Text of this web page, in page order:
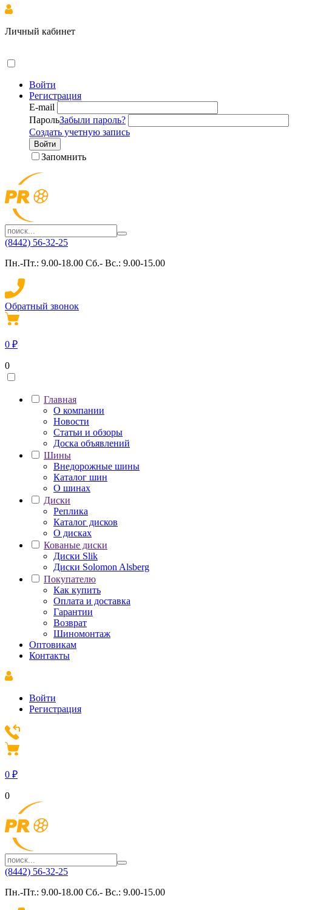
Личный кабинет
Войти
Регистрация
E-mail
ПарольЗабыли пароль?
Создать учетную запись
Войти
Запомнить
(8442) 56-32-25
Пн.-Пт.: 9.00-18.00 Сб.- Вс.: 9.00-15.00
Обратный звонок
0 ₽
0
Главная
О компании
Новости
Статьи и обзоры
Доска объявлений
Шины
Внедорожные шины
Каталог шин
О шинах
Диски
Реплика
Каталог дисков
О дисках
Кованые диски
Диски Slik
Диски Solomon Alsberg
Покупателю
Как купить
Оплата и доставка
Гарантии
Возврат
Шиномонтаж
Оптовикам
Контакты
Войти
Регистрация
0 ₽
0
(8442) 56-32-25
Пн.-Пт.: 9.00-18.00 Сб.- Вс.: 9.00-15.00